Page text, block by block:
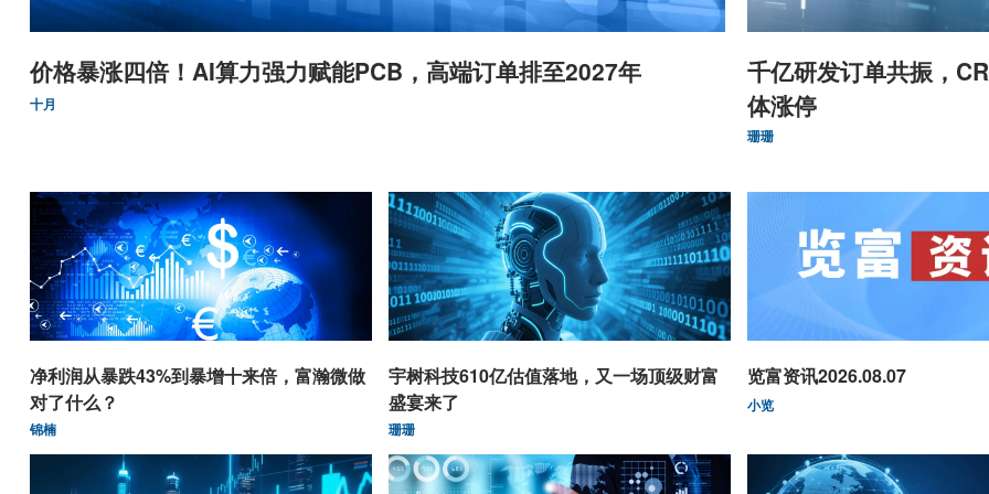
价格暴涨四倍！AI算力强力赋能PCB，高端订单排至2027年
十月
千亿研发订单共振，
体涨停
珊珊
净利润从暴跌43%到暴增十来倍，富瀚微做
对了什么？
锦楠
宇树科技610亿估值落地，又一场顶级财富
盛宴来了
珊珊
览富资讯2026.08.07
小览